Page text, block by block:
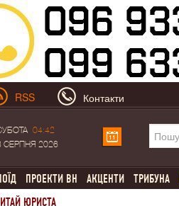
RSS Контакти
04:42
СЕРПНЯ 2026
ПРОЕКТИ ВН АКЦЕНТИ ТРИБУНА
ЮРИСТА